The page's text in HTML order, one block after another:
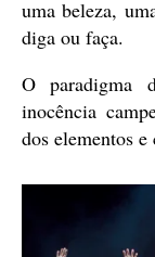
uma beleza,
diga ou faça.
O paradigma
inocência
dos elementos